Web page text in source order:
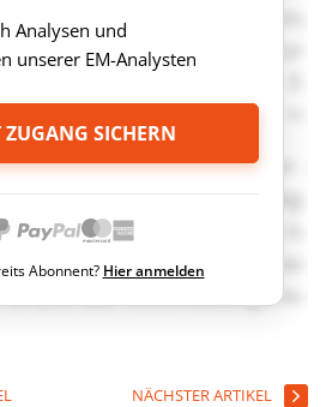
Analysen und
unserer EM-Analysten
ZUGANG SICHERN
Abonnent? Hier anmelden
NÄCHSTER ARTIKEL